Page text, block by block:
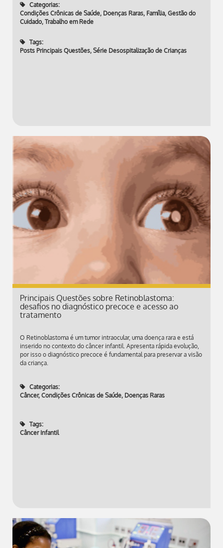
Categorias:
Condições Crônicas de Saúde, Doenças Raras, Família, Gestão do
Cuidado, Trabalho em Rede
Tags:
Posts Principais Questões, Série Desospitalização de Crianças
Principais Questões sobre Retinoblastoma:
desafios no diagnóstico precoce e acesso ao
tratamento
O Retinoblastoma é um tumor intraocular, uma doença rara e está
inserido no contexto do câncer infantil. Apresenta rápida evolução,
por isso o diagnóstico precoce é fundamental para preservar a visão
da criança.
Categorias:
Câncer, Condições Crônicas de Saúde, Doenças Raras
Tags:
Câncer Infantil